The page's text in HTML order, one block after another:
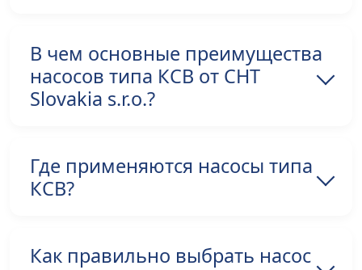
В чем основные преимущества
насосов типа КСВ от СНТ
Slovakia s.r.o.?
Где применяются насосы типа
КСВ?
Как правильно выбрать насос